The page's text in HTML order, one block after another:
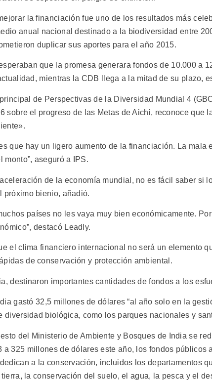
la financiación fue uno de los resultados más
anual nacional destinado a la biodiversidad entre
duplicar sus aportes para el año 2015.
que la promesa generara fondos de 10.000 a
mientras la CDB llega a la mitad de su plazo,
de Perspectivas de la Diversidad Mundial 4
sobre el progreso de las Metas de Aichi, reconoce que
que hay un ligero aumento de la financiación. La mala
monto”, aseguró a IPS.
de la economía mundial, no es fácil saber si
próximo bienio, añadió.
países no les vaya muy bien económicamente.
destacó Leadly.
el clima financiero internacional no será un elemento
de conservación y protección ambiental.
destinaron importantes cantidades de fondos a los
gastó 32,5 millones de dólares “al año solo en la
diversidad biológica, como los parques nacionales y
del Ministerio de Ambiente y Bosques de India se
a 325 millones de dólares este año, los fondos públicos
a la conservación, incluidos los departamentos
la conservación del suelo, el agua, la pesca y el